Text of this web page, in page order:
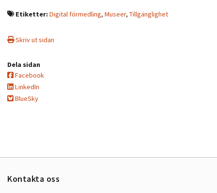
Etiketter:Digital förmedling, Museer, Tillgänglighet
Skriv ut sidan
Dela sidan
Facebook
LinkedIn
BlueSky
Kontakta oss